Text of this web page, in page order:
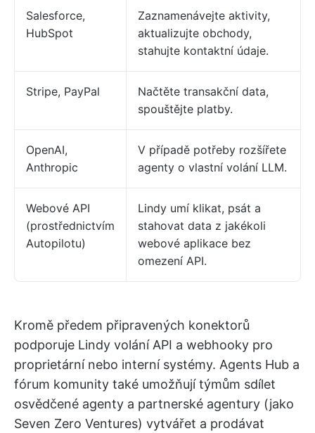
Salesforce,
HubSpot
Zaznamenávejte aktivity,
aktualizujte obchody,
stahujte kontaktní údaje.
Stripe, PayPal
Načtěte transakční data,
spouštějte platby.
OpenAI,
Anthropic
V případě potřeby rozšířete
agenty o vlastní volání LLM.
Webové API
(prostřednictvím
Autopilotu)
Lindy umí klikat, psát a
stahovat data z jakékoli
webové aplikace bez
omezení API.
Kromě předem připravených konektorů
podporuje Lindy volání API a webhooky pro
proprietární nebo interní systémy. Agents Hub a
fórum komunity také umožňují týmům sdílet
osvědčené agenty a partnerské agentury (jako
Seven Zero Ventures) vytvářet a prodávat